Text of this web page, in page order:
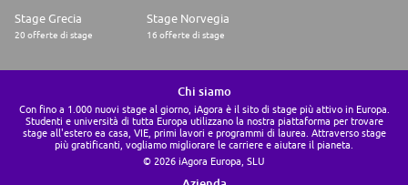
Stage Grecia
20 offerte di stage
Stage Norvegia
16 offerte di stage
Chi siamo
Con fino a 1.000 nuovi stage al giorno, iAgora è il sito di stage più attivo in Europa.
Studenti e università di tutta Europa utilizzano la nostra piattaforma per trovare
stage all'estero ea casa, VIE, primi lavori e programmi di laurea. Attraverso stage
più gratificanti, vogliamo migliorare le carriere e aiutare il pianeta.
© 2026 iAgora Europa, SLU